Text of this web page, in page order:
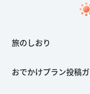
旅のしおり
おでかけプラン投稿